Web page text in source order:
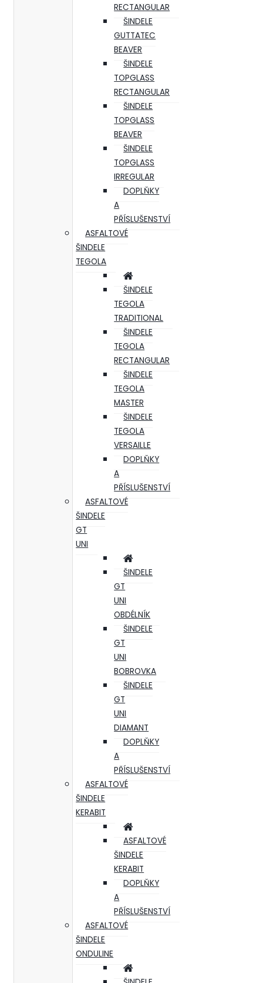
RECTANGULAR
ŠINDELE
GUTTATEC
BEAVER
ŠINDELE
TOPGLASS
RECTANGULAR
ŠINDELE
TOPGLASS
BEAVER
ŠINDELE
TOPGLASS
IRREGULAR
DOPLŇKY
A
PŘÍSLUŠENSTVÍ
ASFALTOVÉ
ŠINDELE
TEGOLA
ŠINDELE
TEGOLA
TRADITIONAL
ŠINDELE
TEGOLA
RECTANGULAR
ŠINDELE
TEGOLA
MASTER
ŠINDELE
TEGOLA
VERSAILLE
DOPLŇKY
A
PŘÍSLUŠENSTVÍ
ASFALTOVÉ
ŠINDELE
GT
UNI
ŠINDELE
GT
UNI
OBDÉLNÍK
ŠINDELE
GT
UNI
BOBROVKA
ŠINDELE
GT
UNI
DIAMANT
DOPLŇKY
A
PŘÍSLUŠENSTVÍ
ASFALTOVÉ
ŠINDELE
KERABIT
ASFALTOVÉ
ŠINDELE
KERABIT
DOPLŇKY
A
PŘÍSLUŠENSTVÍ
ASFALTOVÉ
ŠINDELE
ONDULINE